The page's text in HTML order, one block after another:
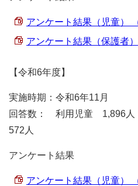
アンケート結果（児童）
アンケート結果（保護者
【令和6年度】
実施時期：令和6年11月
回答数： 利用児童 1,896
572人
アンケート結果
アンケート結果（児童）